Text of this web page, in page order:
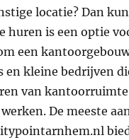
locatie? Dan kun
is een optie
een
en kleine bedrijven
van
De meeste